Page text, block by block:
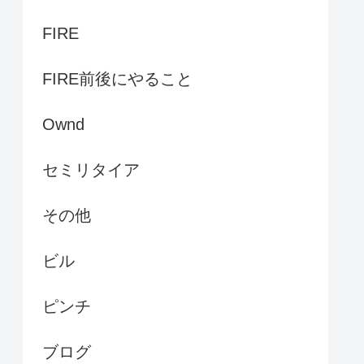
FIRE
FIRE前後にやること
Ownd
セミリタイア
その他
ビル
ピンチ
ブログ